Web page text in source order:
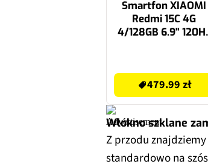
Smartfon XIAOMI
Redmi 15C 4G
4/128GB 6.9"
479.99 zł
Włókno szklane
Z przodu znajdziemy
standardowo na